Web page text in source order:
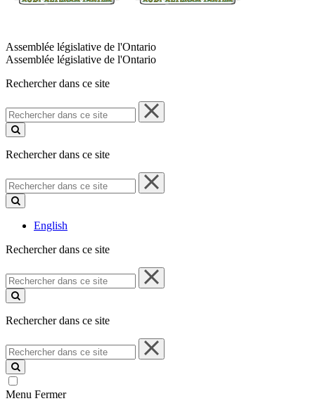
Assemblée législative de l'Ontario
Assemblée législative de l'Ontario
Rechercher dans ce site
Rechercher
dans
ce
Rechercher dans ce site
Rechercher
dans
ce
English
Rechercher dans ce site
Rechercher
dans
ce
Rechercher dans ce site
Rechercher
dans
ce
site
Menu Fermer